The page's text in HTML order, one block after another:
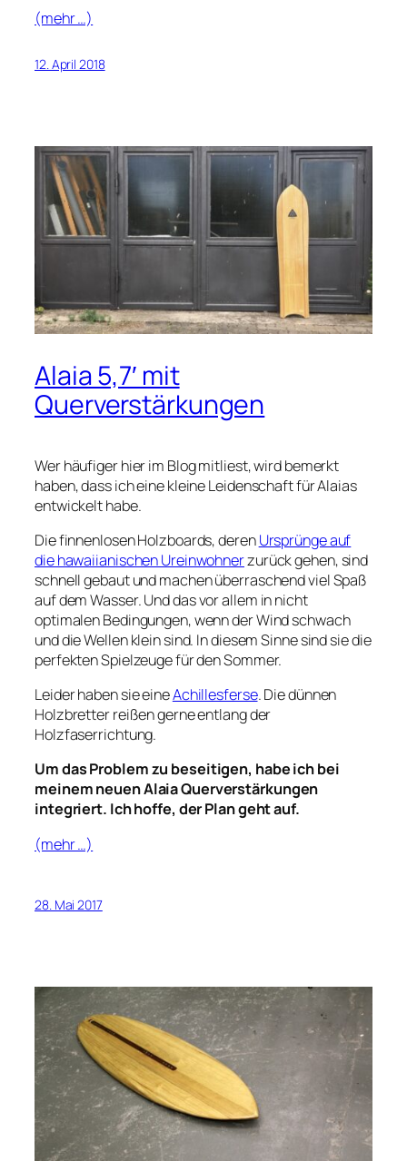
(mehr …)
12. April 2018
Alaia 5,7′ mit
Querverstärkungen
Wer häufiger hier im Blog mitliest, wird bemerkt
haben, dass ich eine kleine Leidenschaft für Alaias
entwickelt habe.
Die finnenlosen Holzboards, derenUrsprünge auf
die hawaiianischen Ureinwohnerzurück gehen, sind
schnell gebaut und machen überraschend viel Spaß
auf dem Wasser. Und das vor allem in nicht
optimalen Bedingungen, wenn der Wind schwach
und die Wellen klein sind. In diesem Sinne sind sie die
perfekten Spielzeuge für den Sommer.
Leider haben sie eineAchillesferse. Die dünnen
Holzbretter reißen gerne entlang der
Holzfaserrichtung.
Um das Problem zu beseitigen, habe ich bei
meinem neuen Alaia Querverstärkungen
integriert. Ich hoffe, der Plan geht auf.
(mehr …)
28. Mai 2017